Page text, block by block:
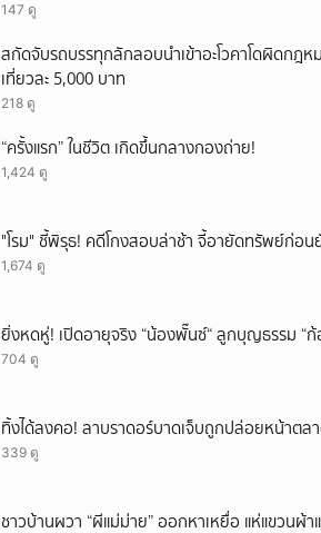
147 ดู
สกัดจับรถบรรทุกลักลอบนำเข้าอะโวคาโดผิดกฎ
เที่ยวละ 5,000 บาท
218 ดู
“ครั้งแรก” ในชีวิต เกิดขึ้นกลางกองถ่าย!
1,424 ดู
"โรม" ชี้พิรุธ! คดีโกงสอบล่าช้า จี้อายัดทรัพย์ก่อ
1,674 ดู
ยิ่งหดหู่! เปิดอายุจริง “น้องพั๊นซ์“ ลูกบุญธรรม “
704 ดู
ทิ้งได้ลงคอ! ลาบราดอร์บาดเจ็บถูกปล่อยหน้าต
339 ดู
ชาวบ้านผวา “ผีแม่ม่าย” ออกหาเหยื่อ แห่แขวนผ้